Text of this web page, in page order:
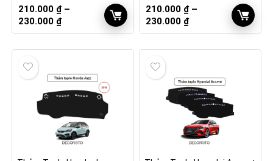
210.000 ₫ –
230.000 ₫Khoảng
giá:
230.000 ₫
210.000 ₫ –
230.000 ₫Khoảng
giá:
230.000 ₫